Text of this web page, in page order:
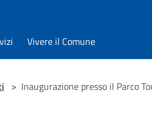
Vivere il Comune
> Inaugurazione presso il Parco